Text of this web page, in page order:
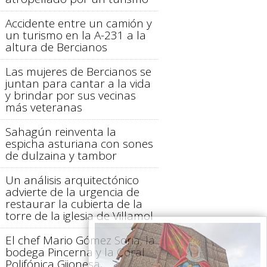
Accidente entre un camión y
un turismo en la A-231 a la
altura de Bercianos
Las mujeres de Bercianos se
juntan para cantar a la vida
y brindar por sus vecinas
más veteranas
Sahagún reinventa la
espicha asturiana con sones
de dulzaina y tambor
Un análisis arquitectónico
advierte de la urgencia de
restaurar la cubierta de la
torre de la iglesia de Villamol
El chef Mario Gómez Soria, la
bodega Pincerna y la Coral
Polifónica Gijonesa,